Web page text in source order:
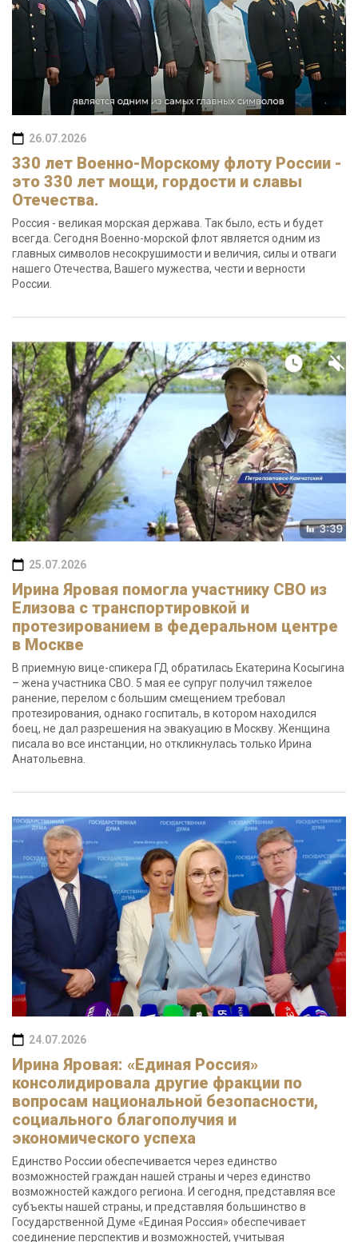
26.07.2026
330 лет Военно-Морскому флоту России -
это 330 лет мощи, гордости и славы
Отечества.
Россия - великая морская держава. Так было, есть и будет
всегда. Сегодня Военно-морской флот является одним из
главных символов несокрушимости и величия, силы и отваги
нашего Отечества, Вашего мужества, чести и верности
России.
25.07.2026
Ирина Яровая помогла участнику СВО из
Елизова с транспортировкой и
протезированием в федеральном центре
в Москве
В приемную вице-спикера ГД обратилась Екатерина Косыгина
– жена участника СВО. 5 мая ее супруг получил тяжелое
ранение, перелом с большим смещением требовал
протезирования, однако госпиталь, в котором находился
боец, не дал разрешения на эвакуацию в Москву. Женщина
писала во все инстанции, но откликнулась только Ирина
Анатольевна.
24.07.2026
Ирина Яровая: «Единая Россия»
консолидировала другие фракции по
вопросам национальной безопасности,
социального благополучия и
экономического успеха
Единство России обеспечивается через единство
возможностей граждан нашей страны и через единство
возможностей каждого региона. И сегодня, представляя все
субъекты нашей страны, и представляя большинство в
Государственной Думе «Единая Россия» обеспечивает
соединение перспектив и возможностей, учитывая